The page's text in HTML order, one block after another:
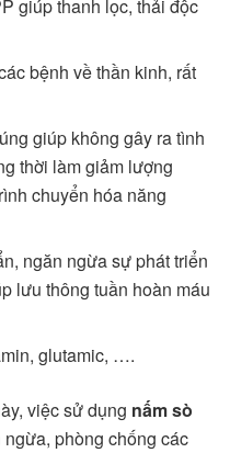
giúp thanh lọc, thải độc
bệnh về thần kinh, rất
giúp không gây ra tình
thời làm giảm lượng
chuyển hóa năng
ngăn ngừa sự phát triển
lưu thông tuần hoàn máu
glutamic, ….
việc sử dụng nấm sò
phòng chống các